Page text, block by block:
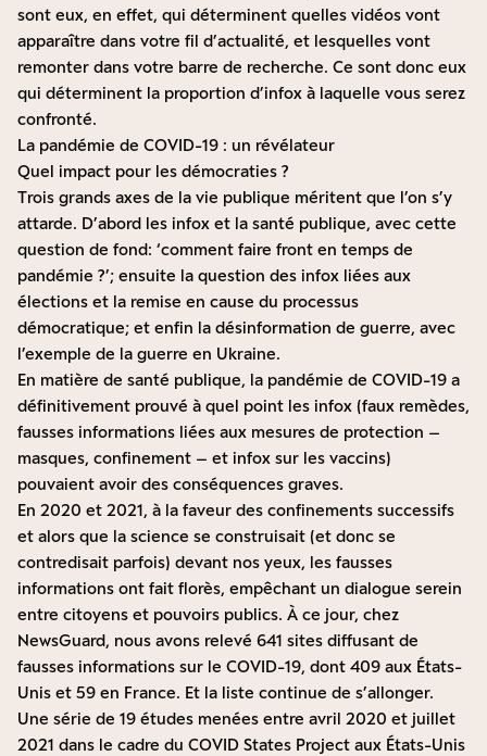
sont eux, en effet, qui déterminent quelles vidéos vont
apparaître dans votre fil d’actualité, et lesquelles vont
remonter dans votre barre de recherche. Ce sont donc eux
qui déterminent la proportion d’infox à laquelle vous serez
confronté.
La pandémie de COVID-19 : un révélateur
Quel impact pour les démocraties ?
Trois grands axes de la vie publique méritent que l’on s’y
attarde. D’abord les infox et la santé publique, avec cette
question de fond: ‘comment faire front en temps de
pandémie ?’; ensuite la question des infox liées aux
élections et la remise en cause du processus
démocratique; et enfin la désinformation de guerre, avec
l’exemple de la guerre en Ukraine.
En matière de santé publique, la pandémie de COVID-19 a
définitivement prouvé à quel point les infox (faux remèdes,
fausses informations liées aux mesures de protection –
masques, confinement – et infox sur les vaccins)
pouvaient avoir des conséquences graves.
En 2020 et 2021, à la faveur des confinements successifs
et alors que la science se construisait (et donc se
contredisait parfois) devant nos yeux, les fausses
informations ont fait florès, empêchant un dialogue serein
entre citoyens et pouvoirs publics. À ce jour, chez
NewsGuard, nous avons relevé 641 sites diffusant de
fausses informations sur le COVID-19, dont 409 aux États-
Unis et 59 en France. Et la liste continue de s’allonger.
Une série de 19 études menées entre avril 2020 et juillet
2021 dans le cadre du COVID States Project aux États-Unis